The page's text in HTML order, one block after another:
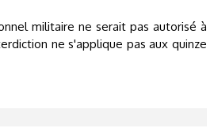
militaire ne serait pas autorisé à
ne s'applique pas aux quinze